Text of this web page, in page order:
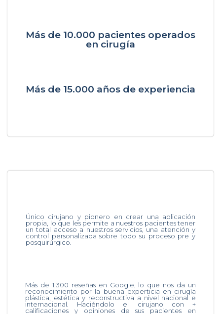
Más de 10.000 pacientes operados
en cirugía
Más de 15.000 años de experiencia
Único cirujano y pionero en crear una aplicación
propia, lo que les permite a nuestros pacientes tener
un total acceso a nuestros servicios, una atención y
control personalizada sobre todo su proceso pre y
posquirúrgico.
Más de 1.300 reseñas en Google, lo que nos da un
reconocimiento por la buena experticia en cirugía
plástica, estética y reconstructiva a nivel nacional e
internacional. Haciéndolo el cirujano con +
calificaciones y opiniones de sus pacientes en